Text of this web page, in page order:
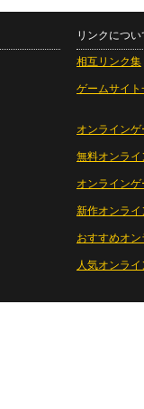
リンクについ
相互リンク集
ゲームサイト
オンラインゲ
無料オンライ
オンライン
新作オンライ
おすすめオ
人気オンラ